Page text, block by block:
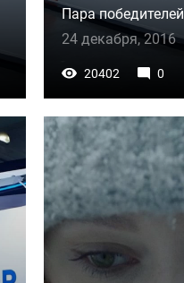
Пара победителей
24 декабря, 2016
20402 0